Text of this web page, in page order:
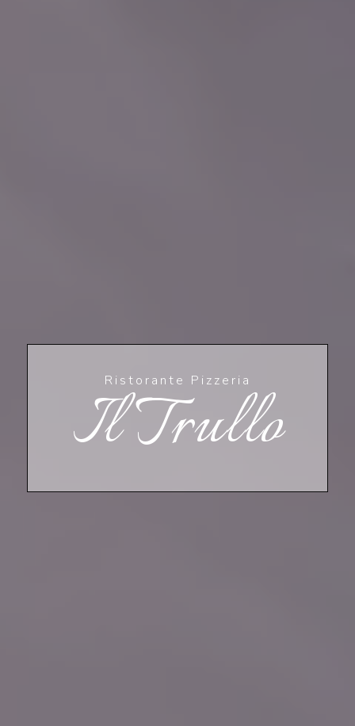
Ristorante Pizzeria
Il Trullo